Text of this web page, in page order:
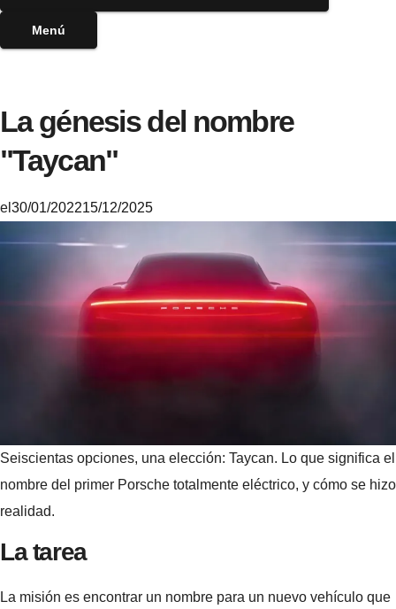
Menú
La génesis del nombre
"Taycan"
el 30/01/202215/12/2025
Seiscientas opciones, una elección: Taycan. Lo que significa el
nombre del primer Porsche totalmente eléctrico, y cómo se hizo
realidad.
La tarea
La misión es encontrar un nombre para un nuevo vehículo que